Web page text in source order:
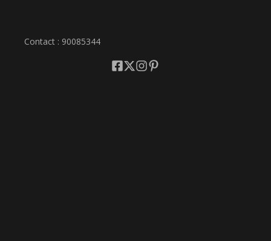
Contact : 90085344